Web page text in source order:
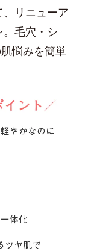
リニューア
毛穴・シ
悩みを簡単